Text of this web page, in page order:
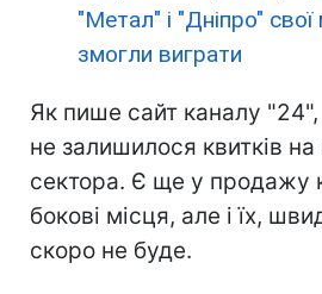
"Метал" і "Дніпро" свої
змогли виграти
Як пише сайт каналу
не залишилося квитків на
сектора. Є ще у продажу
бокові місця, але і їх,
скоро не буде.